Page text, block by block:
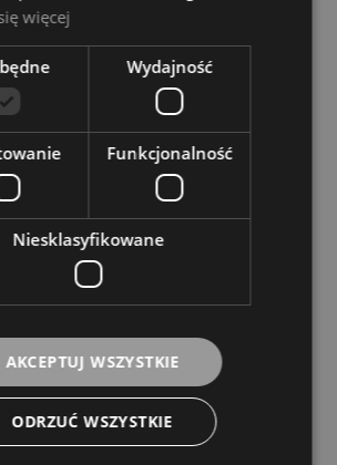
Cube MN206
więcej
Wydajność
Funkcjonalność
Niesklasyfikowane
AKCEPTUJ WSZYSTKIE
ODRZUĆ WSZYSTKIE